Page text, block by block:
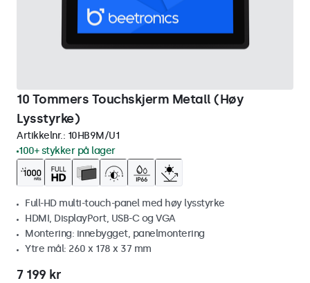
10 Tommers Touchskjerm Metall (Høy
Lysstyrke)
Artikkelnr.: 10HB9M/U1
100+ stykker på lager
Full-HD multi-touch-panel med høy lysstyrke
HDMI, DisplayPort, USB-C og VGA
Montering: innebygget, panelmontering
Ytre mål: 260 x 178 x 37 mm
7 199 kr